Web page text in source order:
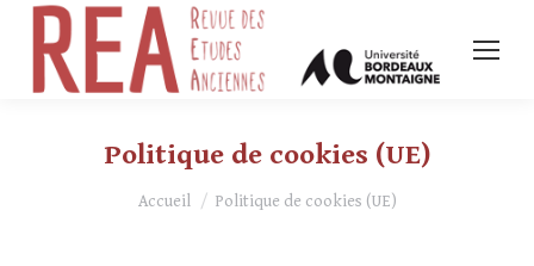
Politique de cookies (UE)
Vous êtes ici :
Accueil Politique de cookies (UE)